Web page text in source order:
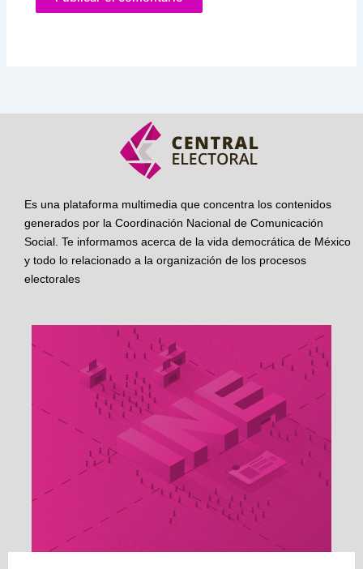
Es una plataforma multimedia que concentra los contenidos
generados por la Coordinación Nacional de Comunicación
Social. Te informamos acerca de la vida democrática de México
y todo lo relacionado a la organización de los procesos
electorales